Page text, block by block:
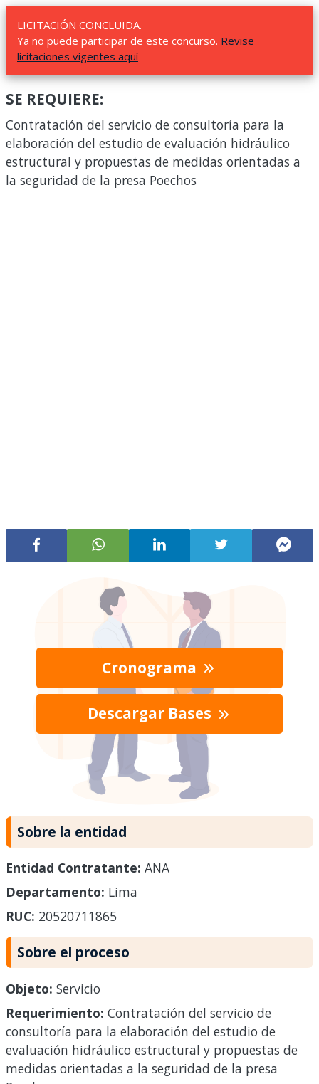
LICITACIÓN CONCLUIDA.
Ya no puede participar de este concurso. Revise
licitaciones vigentes aquí
SE REQUIERE:
Contratación del servicio de consultoría para la
elaboración del estudio de evaluación hidráulico
estructural y propuestas de medidas orientadas a
la seguridad de la presa Poechos
Cronograma
Descargar Bases
Sobre la entidad
Entidad Contratante: ANA
Departamento: Lima
RUC: 20520711865
Sobre el proceso
Objeto: Servicio
Requerimiento: Contratación del servicio de
consultoría para la elaboración del estudio de
evaluación hidráulico estructural y propuestas de
medidas orientadas a la seguridad de la presa